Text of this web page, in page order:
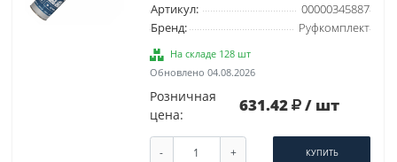
Артикул:
00000345887
Бренд:
Руфкомплект
На складе 128 шт
Обновлено 04.08.2026
Розничная
цена:
631.42 / шт
- + КУПИТЬ